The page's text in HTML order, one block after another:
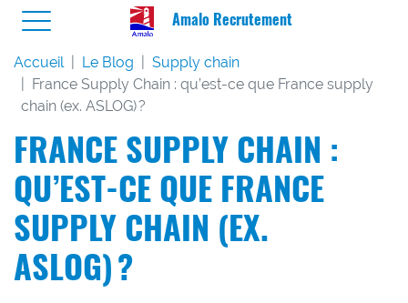
Amalo Recrutement
Accueil Le Blog
Supply chain
France Supply Chain : qu’est-ce que France supply
chain (ex. ASLOG) ?
FRANCE SUPPLY CHAIN :
QU’EST-CE QUE FRANCE
SUPPLY CHAIN (EX.
ASLOG) ?